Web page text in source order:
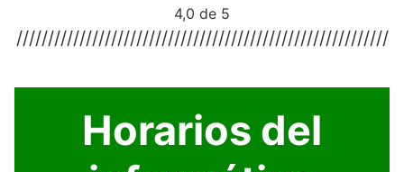
4,0 de 5
///////////////////////////////////////////////////////////
Horarios del